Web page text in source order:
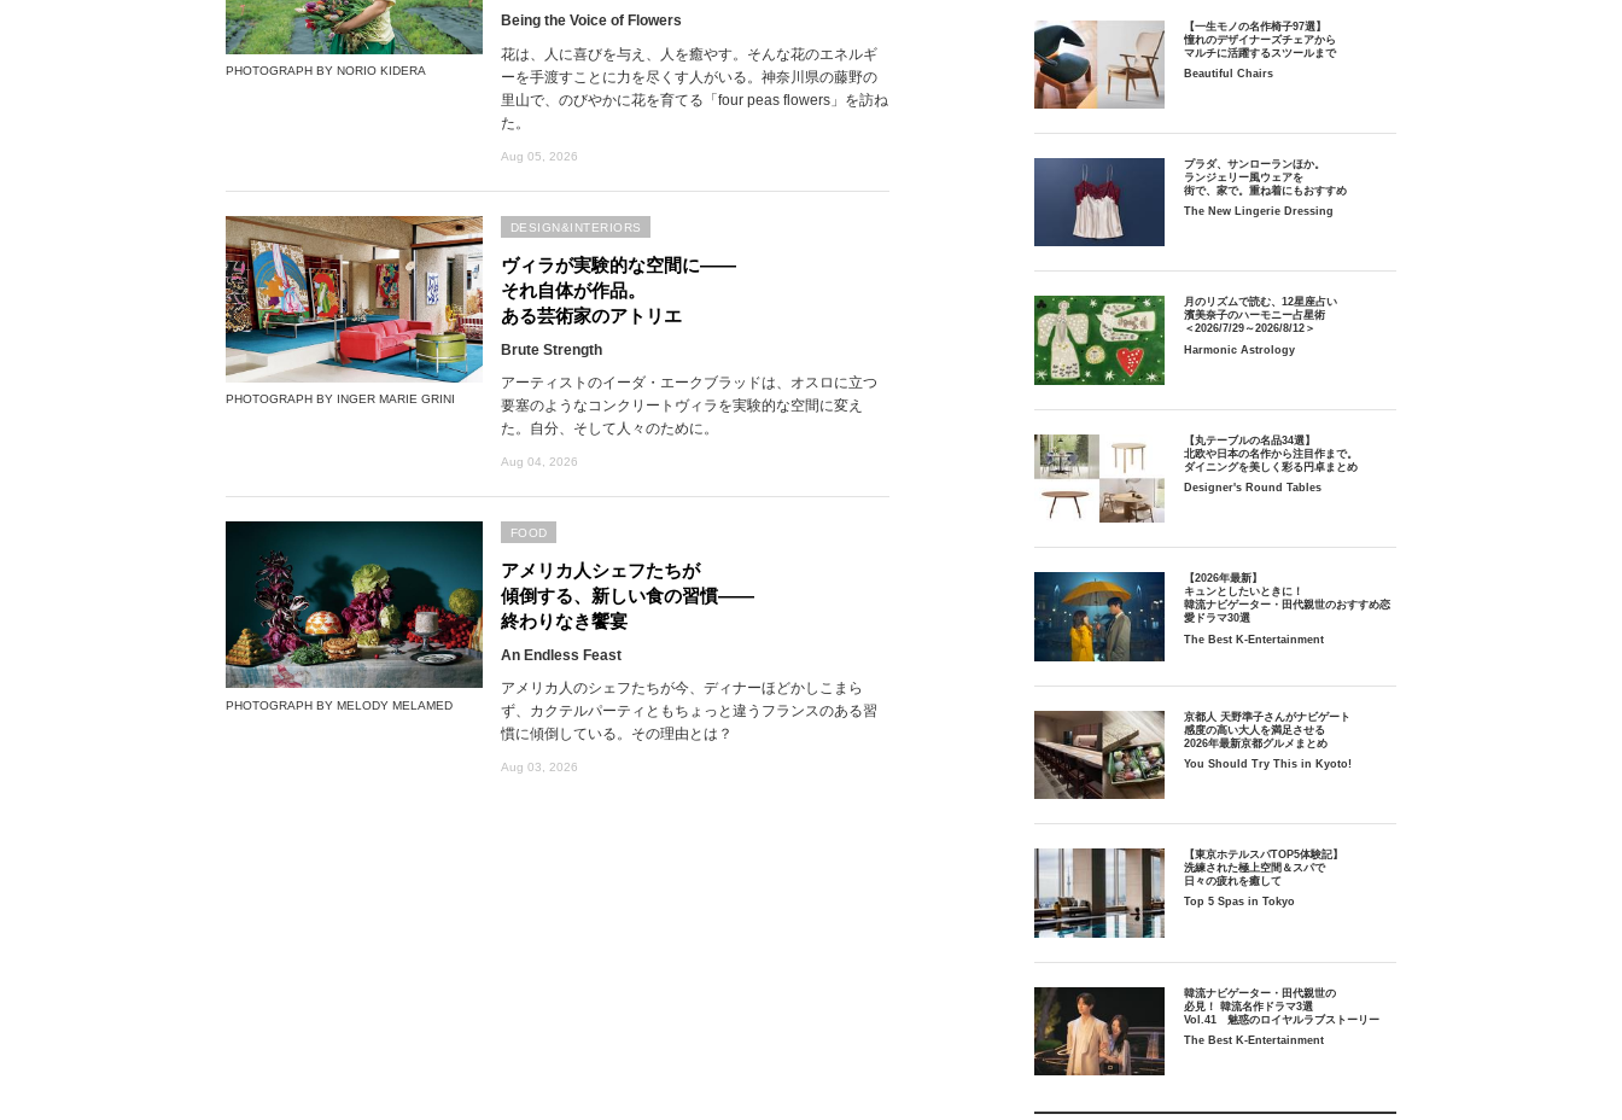
PHOTOGRAPH BY NORIO KIDERA
Being the Voice of Flowers
花は、人に喜びを与え、人を癒やす。そんな花のエネルギ
ーを手渡すことに力を尽くす人がいる。神奈川県の藤野の
里山で、のびやかに花を育てる「four peas flowers」を訪ね
た。
Aug 05, 2026
PHOTOGRAPH BY INGER MARIE GRINI
ヴィラが実験的な空間に――
それ自体が作品。
ある芸術家のアトリエ
Brute Strength
アーティストのイーダ・エークブラッドは、オスロに立つ
要塞のようなコンクリートヴィラを実験的な空間に変え
た。自分、そして人々のために。
Aug 04, 2026
DESIGN&INTERIORS
PHOTOGRAPH BY MELODY MELAMED
アメリカ人シェフたちが
傾倒する、新しい食の習慣――
終わりなき饗宴
An Endless Feast
アメリカ人のシェフたちが今、ディナーほどかしこまら
ず、カクテルパーティともちょっと違うフランスのある習
慣に傾倒している。その理由とは？
Aug 03, 2026
FOOD
【一生モノの名作椅子97選】
憧れのデザイナーズチェアから
マルチに活躍するスツールまで
Beautiful Chairs
プラダ、サンローランほか。
ランジェリー風ウェアを
街で、家で。重ね着にもおすすめ
The New Lingerie Dressing
月のリズムで読む、12星座占い
濱美奈子のハーモニー占星術
＜2026/7/29～2026/8/12＞
Harmonic Astrology
【丸テーブルの名品34選】
北欧や日本の名作から注目作まで。
ダイニングを美しく彩る円卓まとめ
Designer's Round Tables
【2026年最新】
キュンとしたいときに！
韓流ナビゲーター・田代親世のおすすめ恋
愛ドラマ30選
The Best K-Entertainment
京都人 天野準子さんがナビゲート
感度の高い大人を満足させる
2026年最新京都グルメまとめ
You Should Try This in Kyoto!
【東京ホテルスパTOP5体験記】
洗練された極上空間＆スパで
日々の疲れを癒して
Top 5 Spas in Tokyo
韓流ナビゲーター・田代親世の
必見！ 韓流名作ドラマ3選
Vol.41 魅惑のロイヤルラブストーリー
The Best K-Entertainment